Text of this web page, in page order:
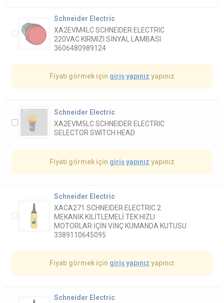
Schneider Electric
XA2EVM4LC SCHNEIDER ELECTRIC
220VAC KIRMIZI SİNYAL LAMBASI
3606480989124
Fiyatı görmek için giriş yapınız yapınız
Schneider Electric
XA2EVM5LC SCHNEIDER ELECTRIC
SELECTOR SWITCH HEAD
Fiyatı görmek için giriş yapınız yapınız
Schneider Electric
XACA271 SCHNEIDER ELECTRIC 2
MEKANİK KİLİTLEMELİ TEK HIZLI
MOTORLAR İÇİN VİNÇ KUMANDA KUTUSU
3389110645095
Fiyatı görmek için giriş yapınız yapınız
Schneider Electric